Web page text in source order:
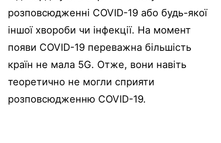
розповсюдженні COVID-19 або будь-якої
іншої хвороби чи інфекції. На момент
появи COVID-19 переважна більшість
країн не мала 5G. Отже, вони навіть
теоретично не могли сприяти
розповсюдженню COVID-19.